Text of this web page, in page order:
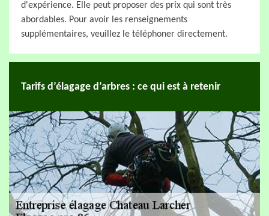
d'expérience. Elle peut proposer des prix qui sont très
abordables. Pour avoir les renseignements
supplémentaires, veuillez le téléphoner directement.
Tarifs d’élagage d’arbres : ce qui est à retenir